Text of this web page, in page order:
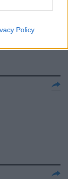
Policy